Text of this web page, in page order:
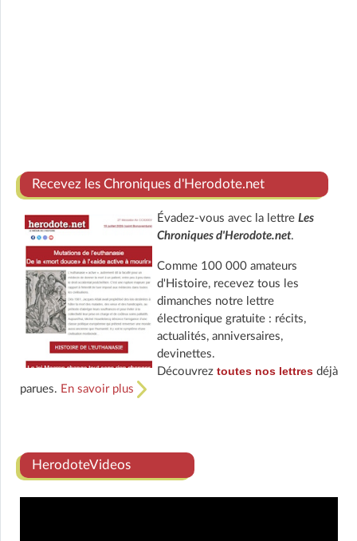
Recevez les Chroniques d'Herodote.net
Évadez-vous avec la lettre Les
Chroniques d'Herodote.net.
Comme 100 000 amateurs
d'Histoire, recevez tous les
dimanches notre lettre
électronique gratuite : récits,
actualités, anniversaires,
devinettes.
Découvrez toutes nos lettresdéjà
parues. En savoir plus
HerodoteVideos